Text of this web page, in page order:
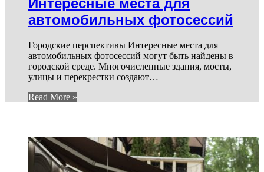
Интересные места для
автомобильных фотосессий
Городские перспективы Интересные места для
автомобильных фотосессий могут быть найдены в
городской среде. Многочисленные здания, мосты,
улицы и перекрестки создают…
Read More »